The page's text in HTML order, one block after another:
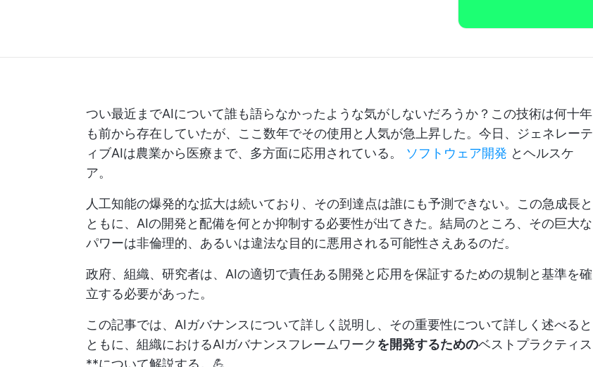
つい最近までAIについて誰も語らなかったような気がしないだろうか？この技術は何十年
も前から存在していたが、ここ数年でその使用と人気が急上昇した。今日、ジェネレーテ
ィブAIは農業から医療まで、多方面に応用されている。 ソフトウェア開発 とヘルスケ
ア。
人工知能の爆発的な拡大は続いており、その到達点は誰にも予測できない。この急成長と
ともに、AIの開発と配備を何とか抑制する必要性が出てきた。結局のところ、その巨大な
パワーは非倫理的、あるいは違法な目的に悪用される可能性さえあるのだ。
政府、組織、研究者は、AIの適切で責任ある開発と応用を保証するための規制と基準を確
立する必要があった。
この記事では、AIガバナンスについて詳しく説明し、その重要性について詳しく述べると
ともに、組織におけるAIガバナンスフレームワークを開発するためのベストプラクティス
**について解説する。💪